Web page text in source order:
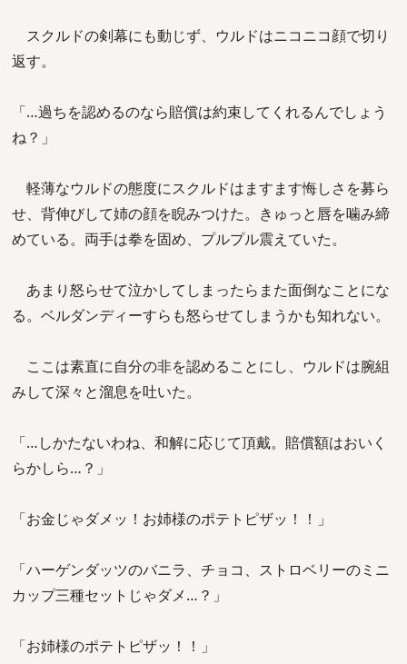
スクルドの剣幕にも動じず、ウルドはニコニコ顔で切り
返す。
「…過ちを認めるのなら賠償は約束してくれるんでしょう
ね？」
軽薄なウルドの態度にスクルドはますます悔しさを募ら
せ、背伸びして姉の顔を睨みつけた。きゅっと唇を噛み締
めている。両手は拳を固め、プルプル震えていた。
あまり怒らせて泣かしてしまったらまた面倒なことにな
る。ベルダンディーすらも怒らせてしまうかも知れない。
ここは素直に自分の非を認めることにし、ウルドは腕組
みして深々と溜息を吐いた。
「…しかたないわね、和解に応じて頂戴。賠償額はおいく
らかしら…？」
「お金じゃダメッ！お姉様のポテトピザッ！！」
「ハーゲンダッツのバニラ、チョコ、ストロベリーのミニ
カップ三種セットじゃダメ…？」
「お姉様のポテトピザッ！！」